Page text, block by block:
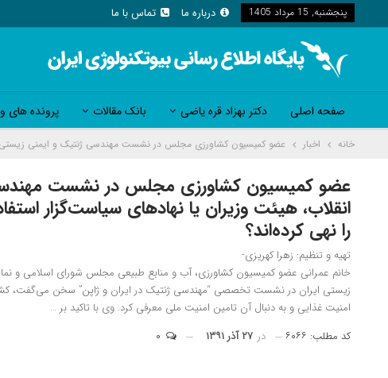
پنجشنبه, 15 مرداد 1405 درباره ما تماس با ما
صفحه اصلی دکتر بهزاد قره یاضی بانک مقالات پرونده های
خانه اخبار عضو کمیسیون کشاورزی مجلس در نشست مهندسی ژنتیک و ایمنی زیستی:
عضو کمیسیون کشاورزی مجلس در نشست
انقلاب، هیئت وزیران یا نهادهای سیاست‌گزار
را نهی کرده‌اند؟
تهیه و تنظیم: زهرا کهریزی-
خانم عمرانی عضو کمیسیون کشاورزی، آب و منابع طبیعی مجلس شورای اسلامی و
زیستی ایران در نشست تخصصی “مهندسی ژنتیک در ایران و ژاپن” سخن می‌گفت،
امنیت غذایی و به دنبال آن تامین امنیت ملی معرفی کرد. وی با تاکید بر …
کد مطلب: ۶۰۶۶ در ۲۷ آذر ۱۳۹۱